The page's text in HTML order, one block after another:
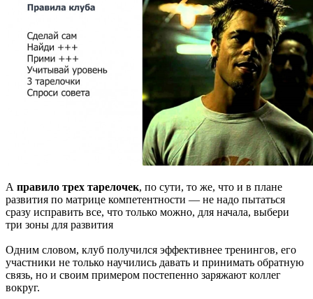
А правило трех тарелочек, по сути, то же, что и в плане
развития по матрице компетентности — не надо пытаться
сразу исправить все, что только можно, для начала, выбери
три зоны для развития
Одним словом, клуб получился эффективнее тренингов, его
участники не только научились давать и принимать обратную
связь, но и своим примером постепенно заряжают коллег
вокруг.